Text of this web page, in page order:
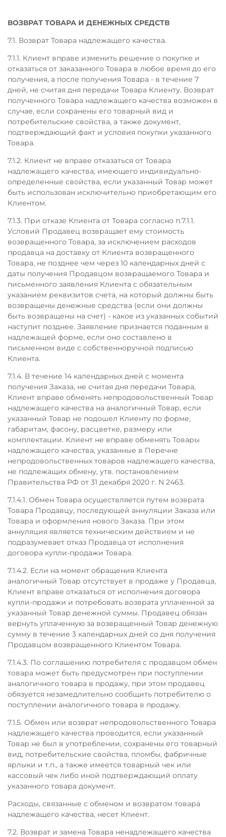
ВОЗВРАТ ТОВАРА И ДЕНЕЖНЫХ СРЕДСТВ
7.1. Возврат Товара надлежащего качества.
7.1.1. Клиент вправе изменить решение о покупке и
отказаться от заказанного Товара в любое время до его
получения, а после получения Товара - в течение 7
дней, не считая дня передачи Товара Клиенту. Возврат
полученного Товара надлежащего качества возможен в
случае, если сохранены его товарный вид и
потребительские свойства, а также документ,
подтверждающий факт и условия покупки указанного
Товара.
7.1.2. Клиент не вправе отказаться от Товара
надлежащего качества, имеющего индивидуально-
определенные свойства, если указанный Товар может
быть использован исключительно приобретающим его
Клиентом.
7.1.3. При отказе Клиента от Товара согласно п.7.1.1.
Условий Продавец возвращает ему стоимость
возвращенного Товара, за исключением расходов
продавца на доставку от Клиента возвращенного
Товара, не позднее чем через 10 календарных дней с
даты получения Продавцом возвращаемого Товара и
письменного заявления Клиента с обязательным
указанием реквизитов счета, на который должны быть
возвращены денежные средства (если они должны
быть возвращены на счет) - какое из указанных событий
наступит позднее. Заявление признается поданным в
надлежащей форме, если оно составлено в
письменном виде с собственноручной подписью
Клиента.
7.1.4. В течение 14 календарных дней с момента
получения Заказа, не считая дня передачи Товара,
Клиент вправе обменять непродовольственный Товар
надлежащего качества на аналогичный Товар, если
указанный Товар не подошел Клиенту по форме,
габаритам, фасону, расцветке, размеру или
комплектации. Клиент не вправе обменять Товары
надлежащего качества, указанные в Перечне
непродовольственных товаров надлежащего качества,
не подлежащих обмену, утв. постановлением
Правительства РФ от 31 декабря 2020 г. N 2463.
7.1.4.1. Обмен Товара осуществляется путем возврата
Товара Продавцу, последующей аннуляции Заказа или
Товара и оформления нового Заказа. При этом
аннуляция является техническим действием и не
подразумевает отказ Продавца от исполнения
договора купли-продажи Товара.
7.1.4.2. Если на момент обращения Клиента
аналогичный Товар отсутствует в продаже у Продавца,
Клиент вправе отказаться от исполнения договора
купли-продажи и потребовать возврата уплаченной за
указанный Товар денежной суммы. Продавец обязан
вернуть уплаченную за возвращенный Товар денежную
сумму в течение 3 календарных дней со дня получения
Продавцом возвращенного Клиентом Товара.
7.1.4.3. По соглашению потребителя с продавцом обмен
товара может быть предусмотрен при поступлении
аналогичного товара в продажу, при этом продавец
обязуется незамедлительно сообщить потребителю о
поступлении аналогичного товара в продажу.
7.1.5. Обмен или возврат непродовольственного Товара
надлежащего качества проводится, если указанный
Товар не был в употреблении, сохранены его товарный
вид, потребительские свойства, пломбы, фабричные
ярлыки и т.п., а также имеется товарный чек или
кассовый чек либо иной подтверждающий оплату
указанного товара документ.
Расходы, связанные с обменом и возвратом товара
надлежащего качества, несет Клиент.
7.2. Возврат и замена Товара ненадлежащего качества